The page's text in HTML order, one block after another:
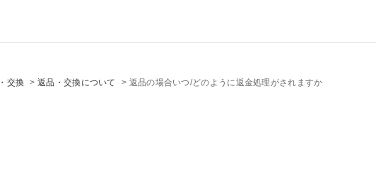
交換 >返品・交換について > 返品の場合いつ/どのように返金処理がされますか